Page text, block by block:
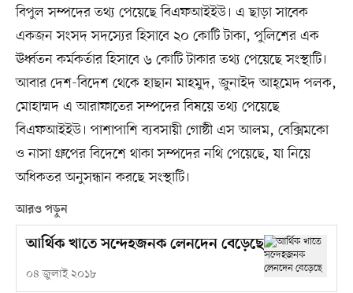
বিপুল সম্পদের তথ্য পেয়েছে বিএফআইইউ। এ ছাড়া সাবেক
একজন সংসদ সদস্যের হিসাবে ২০ কোটি টাকা, পুলিশের এক
ঊর্ধ্বতন কর্মকর্তার হিসাবে ৬ কোটি টাকার তথ্য পেয়েছে সংস্থাটি।
আবার দেশ-বিদেশ থেকে হাছান মাহমুদ, জুনাইদ আহ্‌মেদ পলক,
মোহাম্মদ এ আরাফাতের সম্পদের বিষয়ে তথ্য পেয়েছে
বিএফআইইউ। পাশাপাশি ব্যবসায়ী গোষ্ঠী এস আলম, বেক্সিমকো
ও নাসা গ্রুপের বিদেশে থাকা সম্পদের নথি পেয়েছে, যা নিয়ে
অধিকতর অনুসন্ধান করছে সংস্থাটি।
আরও পড়ুন
আর্থিক খাতে সন্দেহজনক লেনদেন বেড়েছে
০৪ জুলাই ২০১৮